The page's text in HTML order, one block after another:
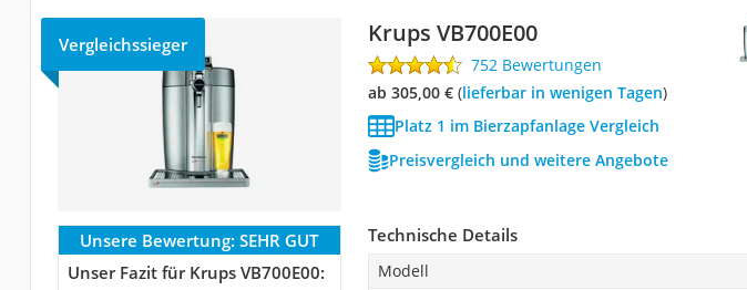
Vergleichssieger Krups VB700E00
752 Bewertungen
ab 305,00 €( Lieferbar in wenigen Tagen)
Platz 1 im Bierzapfanlage Vergleich
Preisvergleich und weitere Angebote
Unsere Bewertung: SEHR GUT
Unser Fazit für Krups VB700E00:
Technische Details
Modell